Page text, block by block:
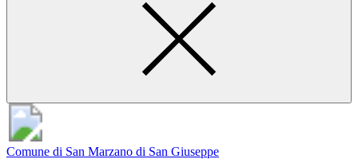
Comune di San Marzano di San Giuseppe